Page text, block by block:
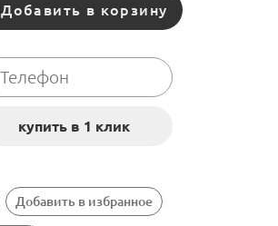
Добавить в корзину
Добавить в избранное